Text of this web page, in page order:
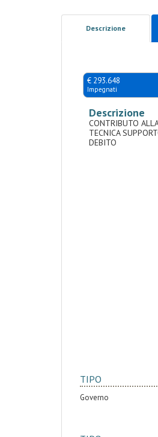
Descrizione
€ 293.648
Impegnati
Descrizione
CONTRIBUTO
TECNICA
DEBITO
TIPO
Governo